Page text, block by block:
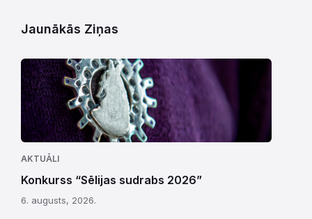
Jaunākās Ziņas
AKTUĀLI
Konkurss “Sēlijas sudrabs 2026”
6. augusts, 2026.